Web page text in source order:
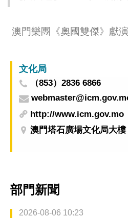
澳門樂團《奧國雙傑》獻
文化局
（853）2836 6866
http://www.icm.gov.mo
澳門塔石廣場文化局大樓
部門新聞
2026-08-06 10:23